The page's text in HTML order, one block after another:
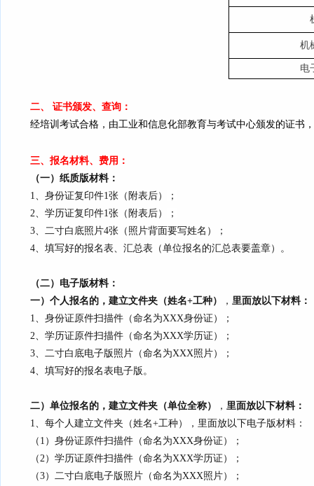
机
电
二、 证书颁发、查询：
经培训考试合格，由工业和信息化部教育与考试中心颁发的证书
三、报名材料、费用：
（一）纸质版材料：
1、身份证复印件1张（附表后）
；
2、学历证复印件1张（附表后）
；
3、二寸白底照片4张（照片背面要写姓名）；
4、填写好的报名表、汇总表（单位报名的汇总表要盖章）。
（二）电子版材料：
一）个人报名的，建立文件夹（姓名+工种）
，里面放以下材料：
1、身份证原件扫描件（命名为XXX身份证）；
2、学历证原件扫描件（命名为XXX学历证）；
3、二寸白底电子版照片（命名为XXX照片）；
4、填写好的报名表电子版。
二）单位报名的，建立文件夹（单位全称） ，里面放以下材料：
1、每个人建立文件夹（姓名+工种），里面放以下电子版材料：
（1）身份证原件扫描件（命名为XXX身份证）；
（2）学历证原件扫描件（命名为XXX学历证）；
（3）二寸白底电子版照片（命名为XXX照片）；